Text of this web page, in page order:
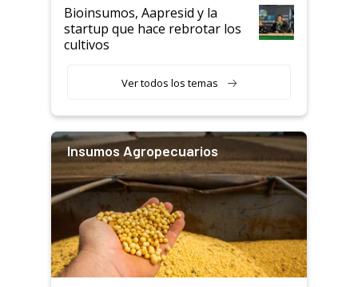
Bioinsumos, Aapresid y la
startup que hace rebrotar los
cultivos
Ver todos los temas
Insumos Agropecuarios